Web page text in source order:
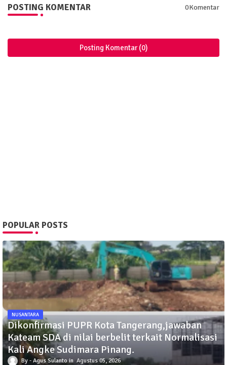
POSTING KOMENTAR 0Komentar
Posting Komentar (0)
POPULAR POSTS
NUSANTARA
Dikonfirmasi PUPR Kota Tangerang,jawaban
Kateam SDA di nilai berbelit terkait Normalisasi
Kali Angke Sudimara Pinang.
Agus Sulanto Agustus 05, 2026